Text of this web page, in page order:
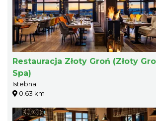
Restauracja Złoty Groń (Złoty Groń Resort &
Spa)
Istebna
0.63 km